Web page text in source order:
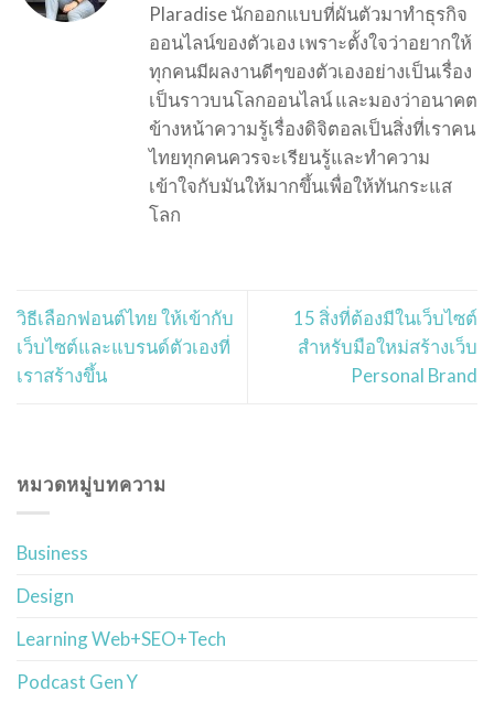
Plaradise นักออกแบบที่ผันตัวมาทำธุรกิจ
ออนไลน์ของตัวเอง เพราะตั้งใจว่าอยากให้
ทุกคนมีผลงานดีๆของตัวเองอย่างเป็นเรื่อง
เป็นราวบนโลกออนไลน์ และมองว่าอนาคต
ข้างหน้าความรู้เรื่องดิจิตอลเป็นสิ่งที่เราคน
ไทยทุกคนควรจะเรียนรู้และทำความ
เข้าใจกับมันให้มากขึ้นเพื่อให้ทันกระแส
โลก
วิธีเลือกฟอนต์ไทย ให้เข้ากับ
เว็บไซต์และแบรนด์ตัวเองที่
เราสร้างขึ้น
15 สิ่งที่ต้องมีในเว็บไซต์
สำหรับมือใหม่สร้างเว็บ
Personal Brand
หมวดหมู่บทความ
Business
Design
Learning Web+SEO+Tech
Podcast Gen Y